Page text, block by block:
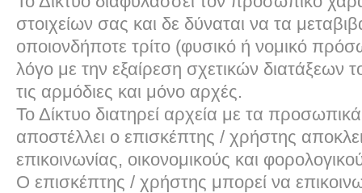
στοιχείων σας και δε δύναται να τα
οποιονδήποτε τρίτο (φυσικό ή νομικό
λόγο με την εξαίρεση σχετικών διατάξεων
τις αρμόδιες και μόνο αρχές.
Το Δίκτυο διατηρεί αρχεία με τα
αποστέλλει ο επισκέπτης / χρήστης
επικοινωνίας, οικονομικούς και
Ο επισκέπτης / χρήστης μπορεί να